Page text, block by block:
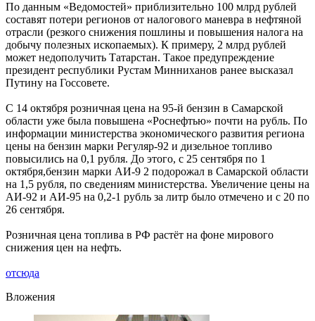
По данным «Ведомостей» приблизительно 100 млрд рублей
составят потери регионов от налогового маневра в нефтяной
отрасли (резкого снижения пошлины и повышения налога на
добычу полезных ископаемых). К примеру, 2 млрд рублей
может недополучить Татарстан. Такое предупреждение
президент республики Рустам Минниханов ранее высказал
Путину на Госсовете.
С 14 октября розничная цена на 95-й бензин в Самарской
области уже была повышена «Роснефтью» почти на рубль. По
информации министерства экономического развития региона
цены на бензин марки Регуляр-92 и дизельное топливо
повысились на 0,1 рубля. До этого, с 25 сентября по 1
октября,бензин марки АИ-9 2 подорожал в Самарской области
на 1,5 рубля, по сведениям министерства. Увеличение цены на
АИ-92 и АИ-95 на 0,2-1 рубль за литр было отмечено и с 20 по
26 сентября.
Розничная цена топлива в РФ растёт на фоне мирового
снижения цен на нефть.
отсюда
Вложения